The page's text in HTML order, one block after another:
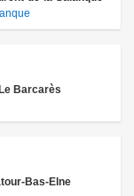
Barcarès
Bas-Elne